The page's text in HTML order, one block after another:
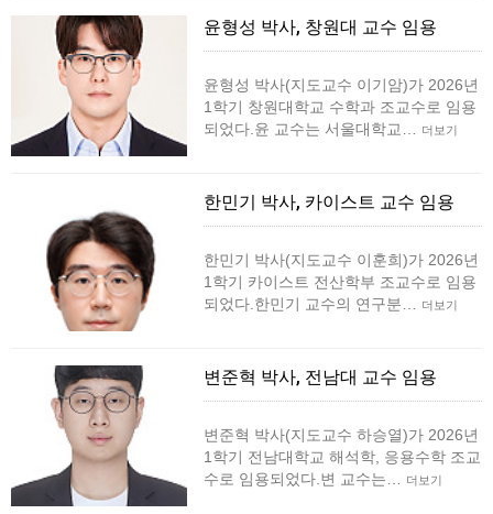
윤형성 박사, 창원대 교수 임용
윤형성 박사(지도교수 이기암)가 2026년
1학기 창원대학교 수학과 조교수로 임용
되었다.윤 교수는 서울대학교… 더보기
한민기 박사, 카이스트 교수 임용
한민기 박사(지도교수 이훈희)가 2026년
1학기 카이스트 전산학부 조교수로 임용
되었다.한민기 교수의 연구분… 더보기
변준혁 박사, 전남대 교수 임용
변준혁 박사(지도교수 하승열)가 2026년
1학기 전남대학교 해석학, 응용수학 조교
수로 임용되었다.변 교수는… 더보기